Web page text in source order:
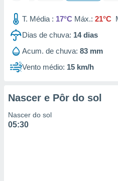
T. Média : 17°C Máx.: 21°C
Dias de chuva: 14dias
Acum. de chuva: 83 mm
Vento médio: 15 km/h
Nascer e Pôr do sol
Nascer do sol
05:30